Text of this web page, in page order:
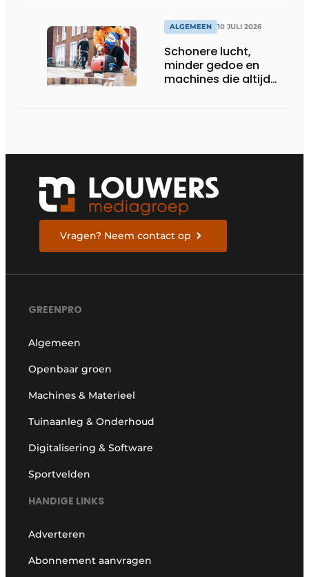
ALGEMEEN 10 JULI 2026
Schonere lucht,
minder gedoe en
machines die altijd
Vragen? Neem contact op
GREENPRO
Algemeen
Openbaar groen
Machines & Materieel
Tuinaanleg & Onderhoud
Digitalisering & Software
Sportvelden
HANDIGE LINKS
Adverteren
Abonnement aanvragen